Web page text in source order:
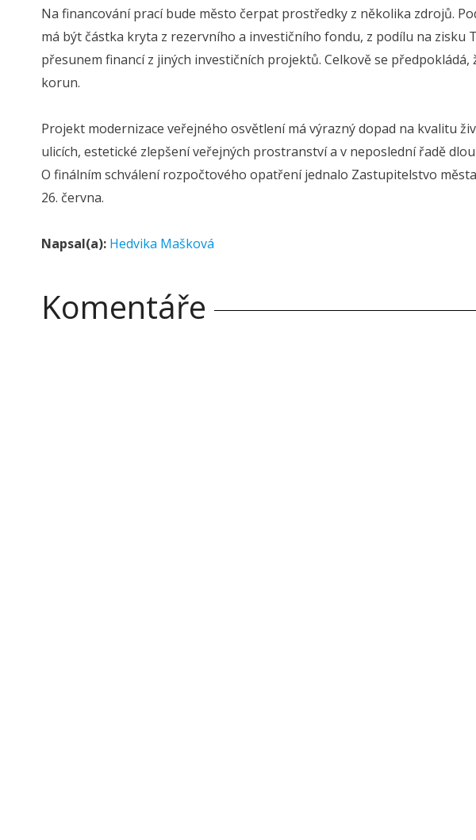
Na financování prací bude město čerpat prostředky z několika zdrojů.
má být částka kryta z rezervního a investičního fondu, z podílu na zisku
přesunem financí z jiných investičních projektů. Celkově se
korun.
Projekt modernizace veřejného osvětlení má výrazný dopad na kvalitu
ulicích, estetické zlepšení veřejných prostranství a v neposlední řadě
O finálním schválení rozpočtového opatření jednalo Zastupitelstvo
26. června.
Napsal(a): Hedvika Mašková
Komentáře